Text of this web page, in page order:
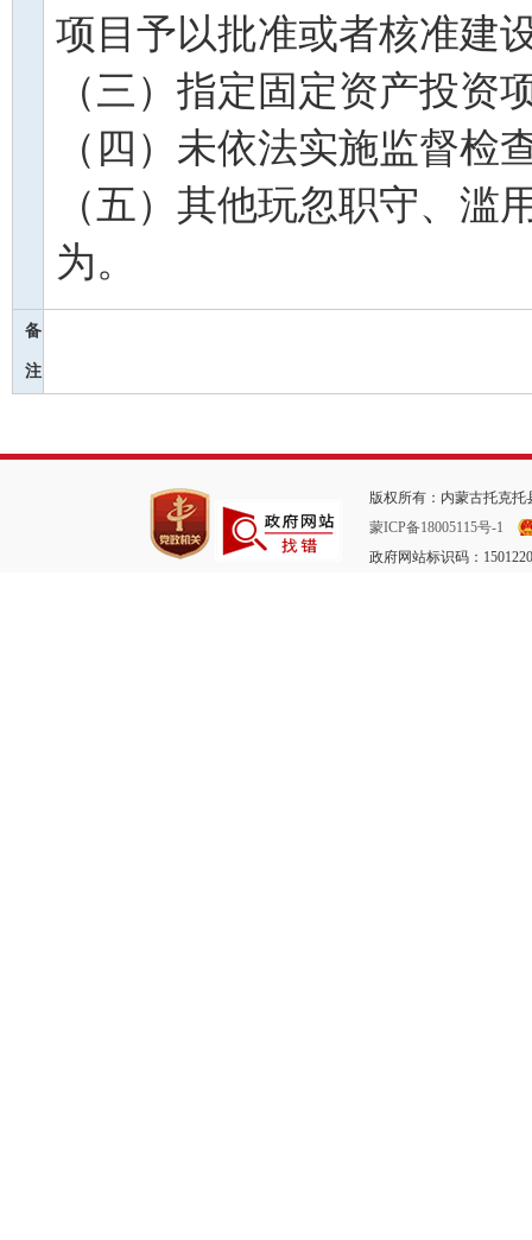
项目予以批准或者核准建
（三）指定固定资产投资
（四）未依法实施监督检
（五）其他玩忽职守、滥
备
注
版权所有：内蒙古托克
蒙ICP备18005115号-1
政府网站标识码：